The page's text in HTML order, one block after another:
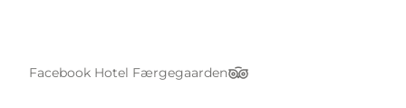
Facebook Hotel Færgegaarden
Tripadvisor